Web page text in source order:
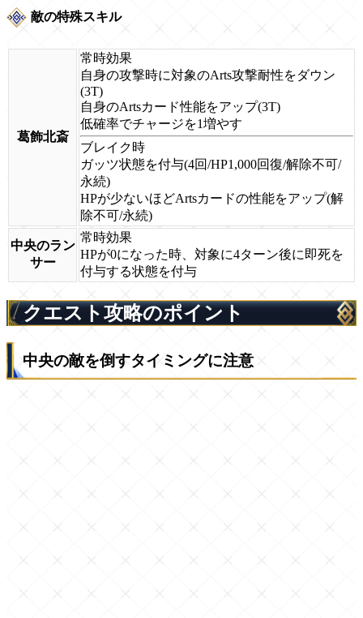
敵の特殊スキル
葛飾北斎
常時効果
自身の攻撃時に対象のArts攻撃耐性をダウン
(3T)
自身のArtsカード性能をアップ(3T)
低確率でチャージを1増やす
ブレイク時
ガッツ状態を付与(4回/HP1,000回復/解除不可/
永続)
HPが少ないほどArtsカードの性能をアップ(解
除不可/永続)
中央のラン
サー
常時効果
HPが0になった時、対象に4ターン後に即死を
付与する状態を付与
クエスト攻略のポイント
中央の敵を倒すタイミングに注意